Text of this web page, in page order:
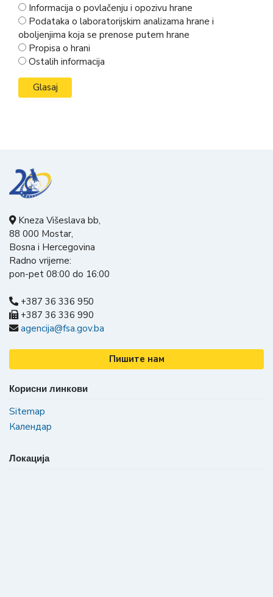
Informacija o povlačenju i opozivu hrane
Podataka o laboratorijskim analizama hrane i
oboljenjima koja se prenose putem hrane
Propisa o hrani
Ostalih informacija
Kneza Višeslava bb,
88 000 Mostar,
Bosna i Hercegovina
Radno vrijeme:
pon-pet 08:00 do 16:00
+387 36 336 950
+387 36 336 990
agencija@fsa.gov.ba
Пишите нам
Корисни линкови
Sitemap
Календар
Локација